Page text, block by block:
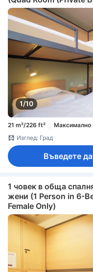
1/10
21 m²/226 ft² Максимално
Изглед: Град
Въведете
1 човек в обща
жени (1 Person in 6-
Female Only)